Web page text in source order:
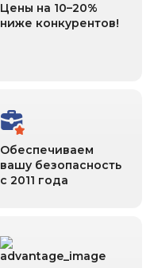
Цены на 10–20%
ниже конкурентов!
Обеспечиваем
вашу безопасность
с 2011 года